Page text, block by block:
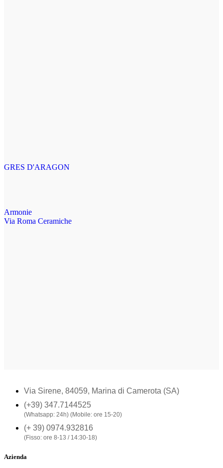
GRES D'ARAGON
Armonie
Via Roma Ceramiche
Via Sirene, 84059, Marina di Camerota (SA)
(+39) 347.7144525
(Whatsapp: 24h) (Mobile: ore 15-20)
(+ 39) 0974.932816
(Fisso: ore 8-13 / 14:30-18)
Azienda